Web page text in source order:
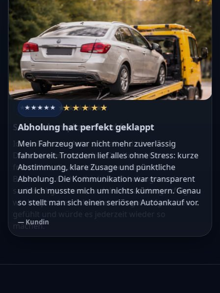
★★★★★ ★★★★★
Sehr unkompliziert und fair
Ich wollte mein Auto schnell und ohne
Diskussionen verkaufen. Der Kontakt war
freundlich, die Abwicklung seriös und die
Bewertung nachvollziehbar. Abholung wurde
sauber abgestimmt, und die Auszahlung erfolgte
wie besprochen. Ich habe mich gut aufgehoben
gefühlt und würde es jederzeit wieder so
machen.
★★★★★ ★★★★★
Abholung hat perfekt geklappt
Mein Fahrzeug war nicht mehr zuverlässig
fahrbereit. Trotzdem lief alles ohne Stress: kurze
Abstimmung, klare Zusage und pünktliche
Abholung. Die Kommunikation war transparent
und ich musste mich um nichts kümmern. Genau
so stellt man sich einen seriösen Autoankauf vor.
— Kundin
★★★★★ ★★★★★
★★★★★ ★★★★★
★★★★★ ★★★★★